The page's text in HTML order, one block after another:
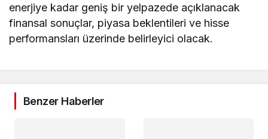
enerjiye kadar geniş bir yelpazede açıklanacak
finansal sonuçlar, piyasa beklentileri ve hisse
performansları üzerinde belirleyici olacak.
Benzer Haberler